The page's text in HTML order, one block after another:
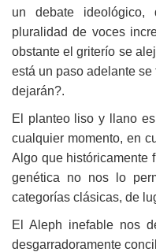
un debate ideológico,
pluralidad de voces
obstante el griterío se
está un paso adelante
dejarán?.
El planteo liso y llano
cualquier momento, en
Algo que históricamente
genética no nos lo
categorías clásicas, de
El Aleph inefable nos
desgarradoramente